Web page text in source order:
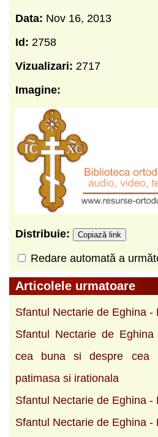
Data: Nov 16, 2013
Id: 2758
Vizualizari: 2717
Imagine:
Distribuie: Copiază link
Redare automată a
Articolele urmatoare
Sfantul Nectarie de Eghina -
Sfantul Nectarie de
cea buna si despre cea
patimasa si irationala
Sfantul Nectarie de Eghina -
Sfantul Nectarie de Eghina -